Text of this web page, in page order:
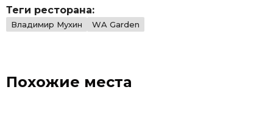
Теги ресторана:
Владимир Мухин WA Garden
Похожие места